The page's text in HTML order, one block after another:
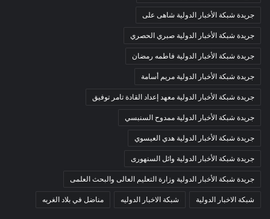
جريدة شبكة الأخبار الدولية شاهى على
جريدة شبكة الأخبار الدولية صبري الحصري
جريدة شبكة الأخبار الدولية فاطمه رمضان
جريدة شبكة الأخبار الدولية مريم أسامة
جريدة شبكة الأخبار الدولية معهد إعداد القادة تامر توفيق
جريدة شبكة الأخبار الدولية ممدوح السنبسي
جريدة شبكة الأخبار الدولية هدي العيسوي
جريدة شبكة الأخبار الدولية وائل السنهورى
جريدة شبكة الأخبار الدولية وزارة التعليم العالى والبحث العلمى
شبكة الاخبار الدولية شبكة الاخبار الدوليه مناضل في بلاد الغربه